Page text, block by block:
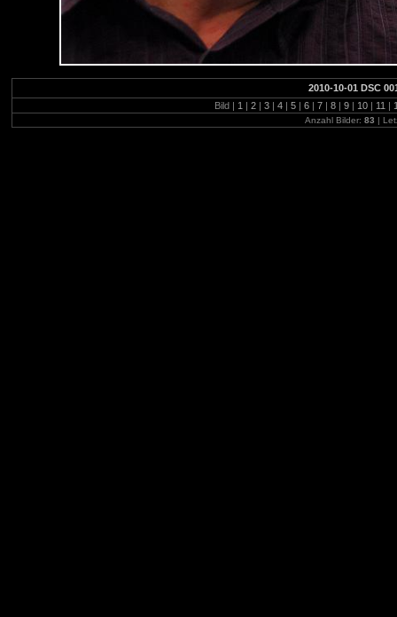
2010-10-01 DSC
Bild | 1 | 2 | 3 | 4 | 5 | 6 | 7 | 8 | 9 | 10 | 11 |
Anzahl Bilder:83 |